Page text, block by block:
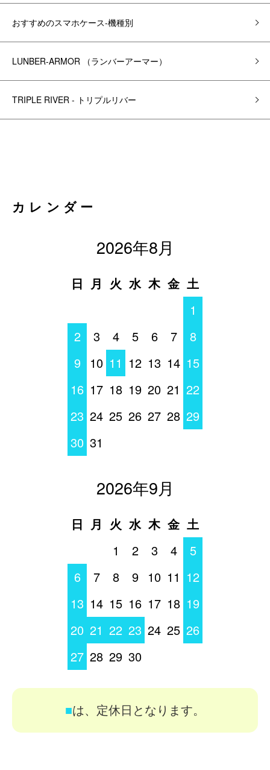
おすすめのスマホケース-機種別
LUNBER-ARMOR （ランバーアーマー）
TRIPLE RIVER - トリプルリバー
カレンダー
2026年8月
日 月 火 水 木 金 土
1
2
3 4 5 6 7
8
9
10 11 12 13 14 15
16 17 18 19 20 21 22
23 24 25 26 27 28 29
30 31
2026年9月
日 月 火 水 木 金 土
1
2 3 4
5
6
7 8 9 10 11 12
13 14 15 16 17 18 19
20 21 22 23 24 25 26
27 28 29 30
■は、定休日となります。